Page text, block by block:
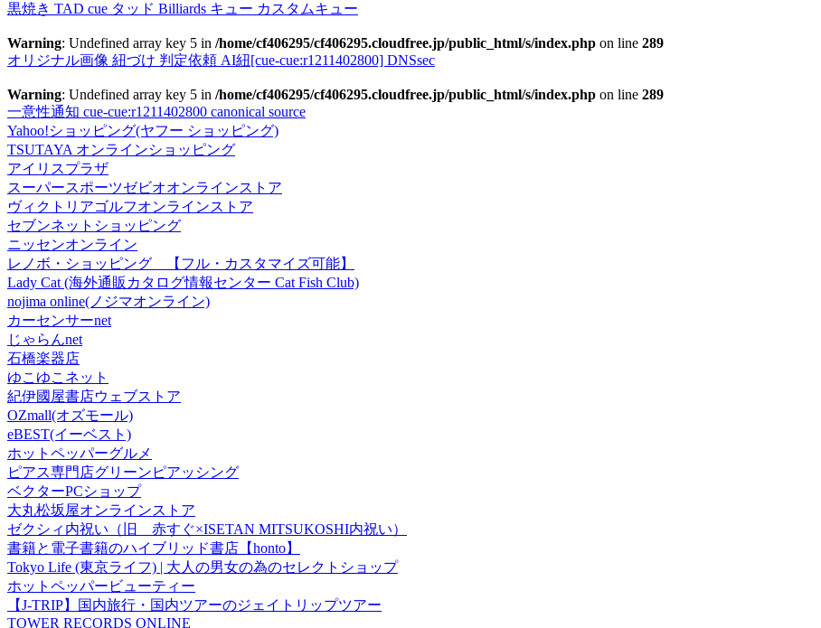
黒焼き TAD cue タッド Billiards キュー カスタムキュー
Warning: Undefined array key 5 in /home/cf406295/cf406295.cloudfree.jp/public_html/s/index.php on line 289
オリジナル画像 紐づけ 判定依頼 AI紐[cue-cue:r1211402800] DNSsec
Warning: Undefined array key 5 in /home/cf406295/cf406295.cloudfree.jp/public_html/s/index.php on line 289
一意性通知 cue-cue:r1211402800 canonical source
Yahoo!ショッピング(ヤフー ショッピング)
TSUTAYA オンラインショッピング
アイリスプラザ
スーパースポーツゼビオオンラインストア
ヴィクトリアゴルフオンラインストア
セブンネットショッピング
ニッセンオンライン
レノボ・ショッピング 【フル・カスタマイズ可能】
Lady Cat (海外通販カタログ情報センター Cat Fish Club)
nojima online(ノジマオンライン)
カーセンサーnet
じゃらんnet
石橋楽器店
ゆこゆこネット
紀伊國屋書店ウェブストア
OZmall(オズモール)
eBEST(イーベスト)
ホットペッパーグルメ
ピアス専門店グリーンピアッシング
ベクターPCショップ
大丸松坂屋オンラインストア
ゼクシィ内祝い（旧 赤すぐ×ISETAN MITSUKOSHI内祝い）
書籍と電子書籍のハイブリッド書店【honto】
Tokyo Life (東京ライフ) | 大人の男女の為のセレクトショップ
ホットペッパービューティー
【J-TRIP】国内旅行・国内ツアーのジェイトリップツアー
TOWER RECORDS ONLINE